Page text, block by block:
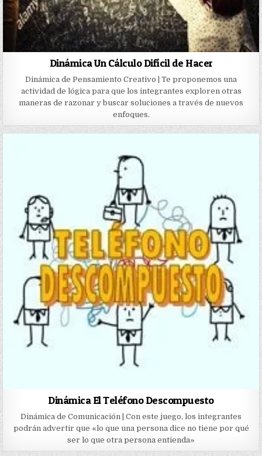
Dinámica Un Cálculo Difícil de Hacer
Dinámica de Pensamiento Creativo | Te proponemos una
actividad de lógica para que los integrantes exploren otras
maneras de razonar y buscar soluciones a través de nuevos
enfoques.
Dinámica El Teléfono Descompuesto
Dinámica de Comunicación | Con este juego, los integrantes
podrán advertir que «lo que una persona dice no tiene por qué
ser lo que otra persona entienda»